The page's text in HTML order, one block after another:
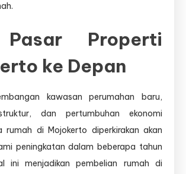
Properti
ke Depan
kawasan perumahan baru,
dan pertumbuhan ekonomi
rumah di Mojokerto diperkirakan akan
peningkatan dalam beberapa tahun
ini menjadikan pembelian rumah di